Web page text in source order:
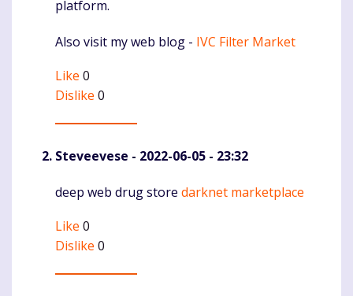
platform.
Also visit my web blog - IVC Filter Market
Like 0
Dislike 0
Steveevese - 2022-06-05 - 23:32
Komentaras
deep web drug store darknet marketplace
Like 0
Dislike 0